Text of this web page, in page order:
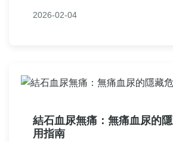
決您對尿路結石成分的所有疑問
2026-02-04
結石血尿無痛：無痛血尿的
用指南